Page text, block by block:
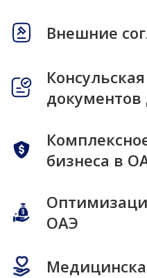
Внешние
бизнеса в
ОАЭ